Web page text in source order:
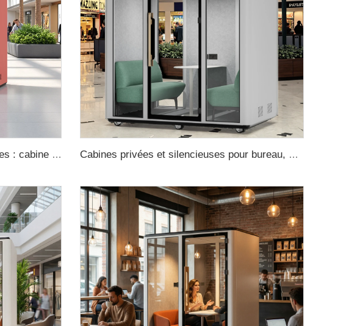
N°1 des cabines de bureau modernes : cabine insonorisée avec isolation thermique et acoustique, adaptée au bureau à domicile et aux immeubles de bureaux – conception modulaire, prix de gros Cabines privées et silencieuses pour bureau, cabines téléphoniques insonorisées, cabines de réunion insonorisées pour bureau, cabine téléphonique, cabine d’enregistrement pour bureau, cabine musicale